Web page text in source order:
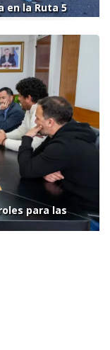
en la Ruta 5
para las